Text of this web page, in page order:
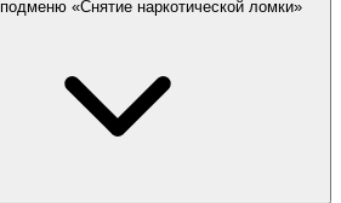
«Снятие наркотической ломки»